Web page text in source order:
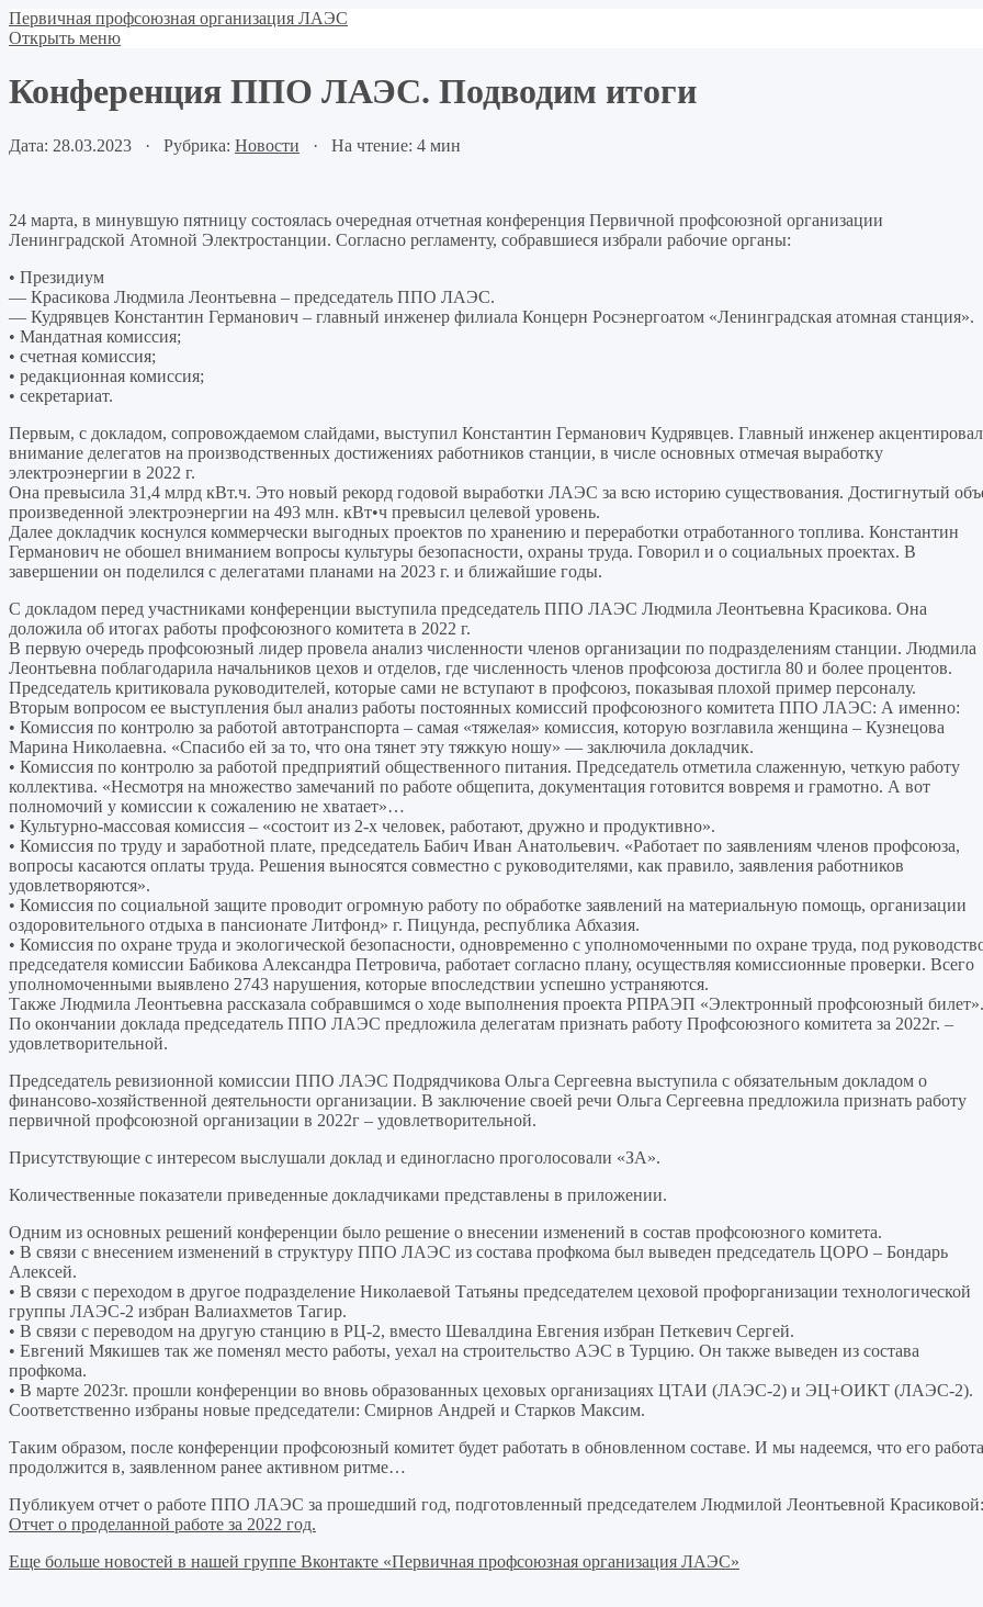
Первичная профсоюзная организация ЛАЭС
Открыть меню
Конференция ППО ЛАЭС. Подводим итоги
Дата: 28.03.2023 · Рубрика: Новости · На чтение: 4 мин
24 марта, в минувшую пятницу состоялась очередная отчетная конференция Первичной профсоюзной организации
Ленинградской Атомной Электростанции. Согласно регламенту, собравшиеся избрали рабочие органы:
• Президиум
— Красикова Людмила Леонтьевна – председатель ППО ЛАЭС.
— Кудрявцев Константин Германович – главный инженер филиала Концерн Росэнергоатом «Ленинградская атомная станция».
• Мандатная комиссия;
• счетная комиссия;
• редакционная комиссия;
• секретариат.
Первым, с докладом, сопровождаемом слайдами, выступил Константин Германович Кудрявцев. Главный инженер акцентировал
внимание делегатов на производственных достижениях работников станции, в числе основных отмечая выработку
электроэнергии в 2022 г.
Она превысила 31,4 млрд кВт.ч. Это новый рекорд годовой выработки ЛАЭС за всю историю существования. Достигнутый
произведенной электроэнергии на 493 млн. кВт•ч превысил целевой уровень.
Далее докладчик коснулся коммерчески выгодных проектов по хранению и переработки отработанного топлива. Константин
Германович не обошел вниманием вопросы культуры безопасности, охраны труда. Говорил и о социальных проектах. В
завершении он поделился с делегатами планами на 2023 г. и ближайшие годы.
С докладом перед участниками конференции выступила председатель ППО ЛАЭС Людмила Леонтьевна Красикова. Она
доложила об итогах работы профсоюзного комитета в 2022 г.
В первую очередь профсоюзный лидер провела анализ численности членов организации по подразделениям станции. Людмила
Леонтьевна поблагодарила начальников цехов и отделов, где численность членов профсоюза достигла 80 и более процентов.
Председатель критиковала руководителей, которые сами не вступают в профсоюз, показывая плохой пример персоналу.
Вторым вопросом ее выступления был анализ работы постоянных комиссий профсоюзного комитета ППО ЛАЭС: А именно:
• Комиссия по контролю за работой автотранспорта – самая «тяжелая» комиссия, которую возглавила женщина – Кузнецова
Марина Николаевна. «Спасибо ей за то, что она тянет эту тяжкую ношу» — заключила докладчик.
• Комиссия по контролю за работой предприятий общественного питания. Председатель отметила слаженную, четкую работу
коллектива. «Несмотря на множество замечаний по работе общепита, документация готовится вовремя и грамотно. А вот
полномочий у комиссии к сожалению не хватает»…
• Культурно-массовая комиссия – «состоит из 2-х человек, работают, дружно и продуктивно».
• Комиссия по труду и заработной плате, председатель Бабич Иван Анатольевич. «Работает по заявлениям членов профсоюза,
вопросы касаются оплаты труда. Решения выносятся совместно с руководителями, как правило, заявления работников
удовлетворяются».
• Комиссия по социальной защите проводит огромную работу по обработке заявлений на материальную помощь, организации
оздоровительного отдыха в пансионате Литфонд» г. Пицунда, республика Абхазия.
• Комиссия по охране труда и экологической безопасности, одновременно с уполномоченными по охране труда, под
председателя комиссии Бабикова Александра Петровича, работает согласно плану, осуществляя комиссионные проверки. Всего
уполномоченными выявлено 2743 нарушения, которые впоследствии успешно устраняются.
Также Людмила Леонтьевна рассказала собравшимся о ходе выполнения проекта РПРАЭП «Электронный профсоюзный билет».
По окончании доклада председатель ППО ЛАЭС предложила делегатам признать работу Профсоюзного комитета за 2022г. –
удовлетворительной.
Председатель ревизионной комиссии ППО ЛАЭС Подрядчикова Ольга Сергеевна выступила с обязательным докладом о
финансово-хозяйственной деятельности организации. В заключение своей речи Ольга Сергеевна предложила признать работу
первичной профсоюзной организации в 2022г – удовлетворительной.
Присутствующие с интересом выслушали доклад и единогласно проголосовали «ЗА».
Количественные показатели приведенные докладчиками представлены в приложении.
Одним из основных решений конференции было решение о внесении изменений в состав профсоюзного комитета.
• В связи с внесением изменений в структуру ППО ЛАЭС из состава профкома был выведен председатель ЦОРО – Бондарь
Алексей.
• В связи с переходом в другое подразделение Николаевой Татьяны председателем цеховой профорганизации технологической
группы ЛАЭС-2 избран Валиахметов Тагир.
• В связи с переводом на другую станцию в РЦ-2, вместо Шевалдина Евгения избран Петкевич Сергей.
• Евгений Мякишев так же поменял место работы, уехал на строительство АЭС в Турцию. Он также выведен из состава
профкома.
• В марте 2023г. прошли конференции во вновь образованных цеховых организациях ЦТАИ (ЛАЭС-2) и ЭЦ+ОИКТ (ЛАЭС-2).
Соответственно избраны новые председатели: Смирнов Андрей и Старков Максим.
Таким образом, после конференции профсоюзный комитет будет работать в обновленном составе. И мы надеемся, что его работа
продолжится в, заявленном ранее активном ритме…
Публикуем отчет о работе ППО ЛАЭС за прошедший год, подготовленный председателем Людмилой Леонтьевной Красиковой:
Отчет о проделанной работе за 2022 год.
Еще больше новостей в нашей группе Вконтакте «Первичная профсоюзная организация ЛАЭС»